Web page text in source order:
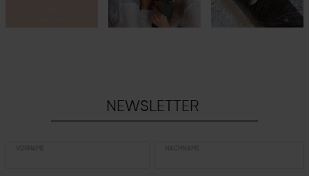
NEWSLETTER